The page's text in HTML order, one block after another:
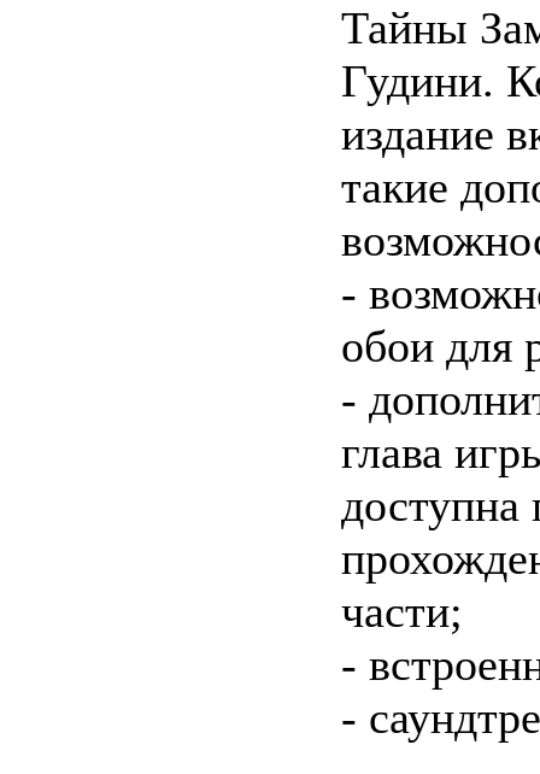
Тайны
Гудини.
издание
такие
-
обои для
-
глава
доступна
части;
-
-